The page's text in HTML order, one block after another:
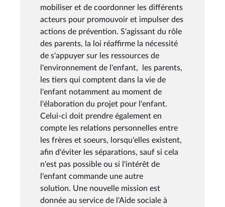
mobiliser et de coordonner les différents
acteurs pour promouvoir et impulser des
actions de prévention. S'agissant du rôle
des parents, la loi réaffirme la nécessité
de s'appuyer sur les ressources de
l'environnement de l'enfant, les parents,
les tiers qui comptent dans la vie de
l'enfant notamment au moment de
l'élaboration du projet pour l'enfant.
Celui-ci doit prendre également en
compte les relations personnelles entre
les frères et soeurs, lorsqu'elles existent,
afin d'éviter les séparations, sauf si cela
n'est pas possible ou si l'intérêt de
l'enfant commande une autre
solution. Une nouvelle mission est
donnée au service de l'Aide sociale à